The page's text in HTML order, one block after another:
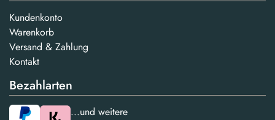
Kundenkonto
Warenkorb
Versand & Zahlung
Kontakt
Bezahlarten
...und weitere